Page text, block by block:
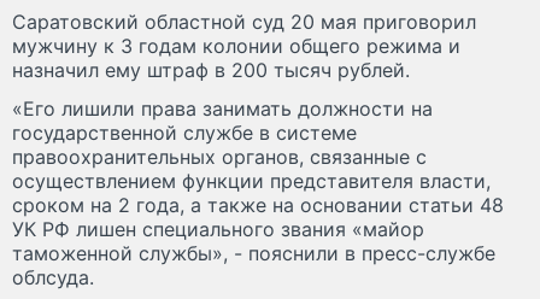
Саратовский областной суд 20 мая приговорил
мужчину к 3 годам колонии общего режима и
назначил ему штраф в 200 тысяч рублей.
«Его лишили права занимать должности на
государственной службе в системе
правоохранительных органов, связанные с
осуществлением функции представителя власти,
сроком на 2 года, а также на основании статьи 48
УК РФ лишен специального звания «майор
таможенной службы», - пояснили в пресс-службе
облсуда.